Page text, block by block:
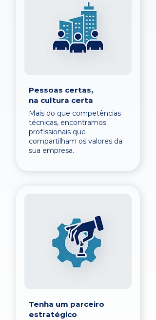
Pessoas certas,
na cultura certa
Mais do que competências
técnicas, encontramos
profissionais que
compartilham os valores da
sua empresa.
Tenha um parceiro
estratégico